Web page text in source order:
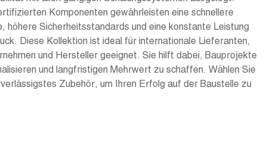
Komponenten gewährleisten eine schnellere
höhere Sicherheitsstandards und eine konstante Leistung
Diese Kollektion ist ideal für internationale Lieferanten,
und Hersteller geeignet. Sie hilft dabei, Bauprojekte
und langfristigen Mehrwert zu schaffen. Wählen Sie
Zubehör, um Ihren Erfolg auf der Baustelle zu